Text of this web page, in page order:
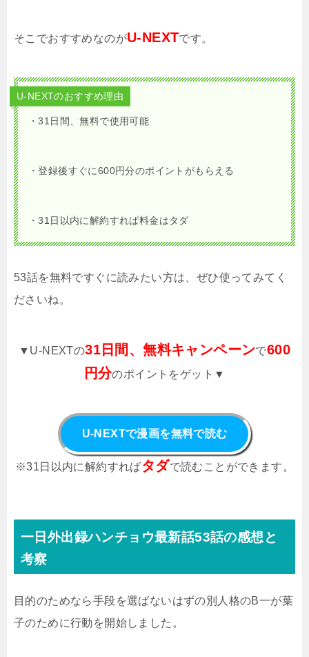
そこでおすすめなのがU-NEXTです。
U-NEXTのおすすめ理由
・31日間、無料で使用可能
・登録後すぐに600円分のポイントがもらえる
・31日以内に解約すれば料金はタダ
53話を無料ですぐに読みたい方は、ぜひ使ってみてく
ださいね。
▼U-NEXTの31日間、無料キャンペーンで600
円分のポイントをゲット▼
U-NEXTで漫画を無料で読む
※31日以内に解約すればタダで読むことができます。
一日外出録ハンチョウ最新話53話の感想と
考察
目的のためなら手段を選ばないはずの別人格のB一が葉
子のために行動を開始しました。